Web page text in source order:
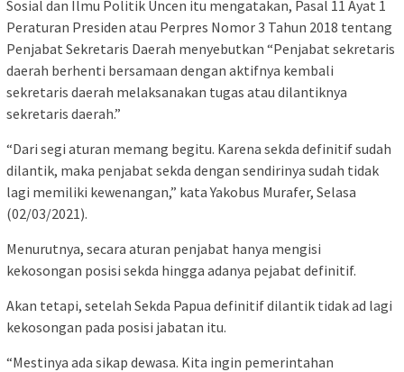
Sosial dan Ilmu Politik Uncen itu mengatakan, Pasal 11 Ayat 1
Peraturan Presiden atau Perpres Nomor 3 Tahun 2018 tentang
Penjabat Sekretaris Daerah menyebutkan “Penjabat sekretaris
daerah berhenti bersamaan dengan aktifnya kembali
sekretaris daerah melaksanakan tugas atau dilantiknya
sekretaris daerah.”
“Dari segi aturan memang begitu. Karena sekda definitif sudah
dilantik, maka penjabat sekda dengan sendirinya sudah tidak
lagi memiliki kewenangan,” kata Yakobus Murafer, Selasa
(02/03/2021).
Menurutnya, secara aturan penjabat hanya mengisi
kekosongan posisi sekda hingga adanya pejabat definitif.
Akan tetapi, setelah Sekda Papua definitif dilantik tidak ad lagi
kekosongan pada posisi jabatan itu.
“Mestinya ada sikap dewasa. Kita ingin pemerintahan